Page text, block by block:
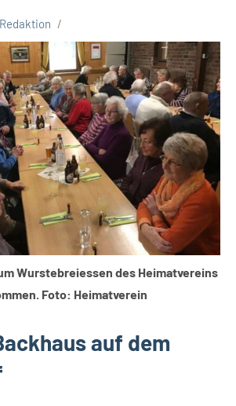
Redaktion
Wurstebreiessen des Heimatvereins
Foto: Heimatverein
auf dem